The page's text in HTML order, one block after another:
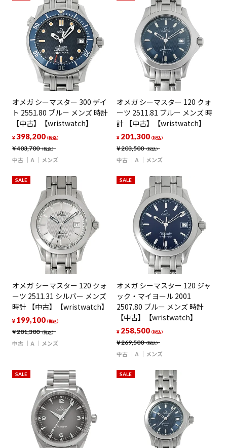
オメガ シーマスター 300 デイ
ト 2551.80 ブルー メンズ 時計
【中古】【wristwatch】
¥403,700（税込）
¥398,200（税込）
中古 A メンズ
オメガ シーマスター 120 クォ
ーツ 2511.81 ブルー メンズ 時
計 【中古】【wristwatch】
¥203,500（税込）
¥ 201,300（税込）
中古 A メンズ
SALE
オメガ シーマスター 120 クォ
ーツ 2511.31 シルバー メンズ
時計 【中古】【wristwatch】
¥201,300（税込）
¥ 199,100（税込）
中古 A メンズ
SALE
オメガ シーマスター 120 ジャ
ック・マイヨール 2001
2507.80 ブルー メンズ 時計
【中古】【wristwatch】
¥269,500（税込）
¥ 258,500（税込）
中古 A メンズ
SALE SALE